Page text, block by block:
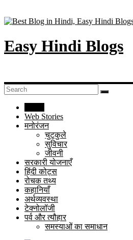
Easy Hindi Blogs
Web Stories
मनोरंजन
चुटकुले
सुविचार
जीवनी
सरकारी योजनाएँ
हिंदी कोट्स
रोचक तथ्य
कहानियाँ
अर्थव्यवस्था
टेक्नोलॉजी
पर्व और त्यौहार
समस्याओं का समाधान